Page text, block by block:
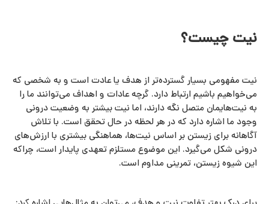
نیت چیست؟
نیت مفهومی بسیار گسترده‌تر از هدف یا عادت است و به شخصی که
می‌خواهیم باشیم ارتباط دارد. گرچه عادات و اهداف می‌توانند ما را
به نیت‌هایمان متصل نگه دارند، اما نیت بیشتر به وضعیت درونی
وجود ما اشاره دارد که در هر لحظه در حال تحقق است. با تلاش
آگاهانه برای زیستن بر اساس نیت‌ها، هماهنگی بیشتری با ارزش‌های
درونی شکل می‌گیرد. این موضوع مستلزم تعهدی پایدار است، چراکه
این شیوه زیستن، تمرینی مداوم است.